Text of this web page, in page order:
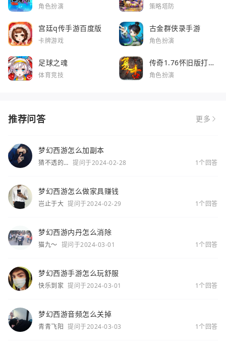
角色扮演 策略塔防
宫廷q传手游百度版
卡牌游戏
古金群侠录手游
角色扮演
足球之魂
体育竞技
传奇1.76怀旧版打金
服
角色扮演
推荐问答 更多
梦幻西游怎么加副本
猜不透的
提问于2024-02-28 1个回答
梦幻西游怎么做家具赚钱
岂止于大 提问于2024-02-29 1个回答
梦幻西游内丹怎么消除
猫九～ 提问于2024-03-01 1个回答
梦幻西游手游怎么玩舒服
快乐到家 提问于2024-03-01 1个回答
梦幻西游音频怎么关掉
青青飞阳 提问于2024-03-03 1个回答